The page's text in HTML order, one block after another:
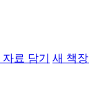
료 담기 새 책